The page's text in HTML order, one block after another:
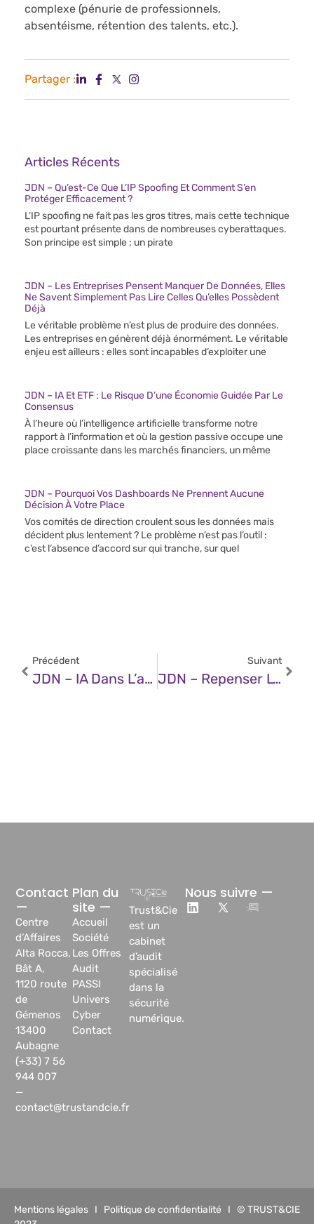
complexe (pénurie de professionnels,
absentéisme, rétention des talents, etc.).
Partager :
Articles Récents
JDN – Qu’est-Ce Que L’IP Spoofing Et Comment S’en
Protéger Efficacement ?
L’IP spoofing ne fait pas les gros titres, mais cette technique
est pourtant présente dans de nombreuses cyberattaques.
Son principe est simple ; un pirate
JDN – Les Entreprises Pensent Manquer De Données, Elles
Ne Savent Simplement Pas Lire Celles Qu’elles Possèdent
Déjà
Le véritable problème n’est plus de produire des données.
Les entreprises en génèrent déjà énormément. Le véritable
enjeu est ailleurs : elles sont incapables d’exploiter une
JDN – IA Et ETF : Le Risque D’une Économie Guidée Par Le
Consensus
À l’heure où l’intelligence artificielle transforme notre
rapport à l’information et où la gestion passive occupe une
place croissante dans les marchés financiers, un même
JDN – Pourquoi Vos Dashboards Ne Prennent Aucune
Décision À Votre Place
Vos comités de direction croulent sous les données mais
décident plus lentement ? Le problème n’est pas l’outil :
c’est l’absence d’accord sur qui tranche, sur quel
Précédent
JDN – IA Dans L’assurance : Est-Ce La Clé De La Transformation Du Secteur ?
Suivant
JDN – Repenser L’expérience Collaborateur Grâce À L’IA
Trust&Cie
est un
cabinet
d’audit
spécialisé
dans la
sécurité
numérique.
Plan du
site —
Accueil
Société
Les Offres
Audit
PASSI
Univers
Cyber
Contact
Contact
—
Centre
d’Affaires
Alta Rocca,
Bât A,
1120 route
de
Gémenos
13400
Aubagne
(+33) 7 56
944 007
—
contact@trustandcie.fr
Nous suivre —
Mentions légales I Politique de confidentialité I © TRUST&CIE